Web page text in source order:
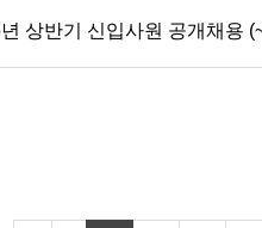
상반기 신입사원 공개채용